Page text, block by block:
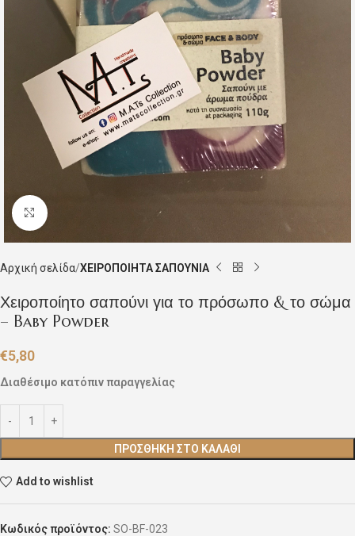
Click to enlarge
Αρχική σελίδα ΧΕΙΡΟΠΟΙΗΤΑ ΣΑΠΟΥΝΙΑ
Χειροποίητο σαπούνι για το πρόσωπο & το σώμα
– Baby Powder
€5,80
Διαθέσιμο κατόπιν παραγγελίας
ΠΡΟΣΘΉΚΗ ΣΤΟ ΚΑΛΆΘΙ
Add to wishlist
Κωδικός προϊόντος: SO-BF-023